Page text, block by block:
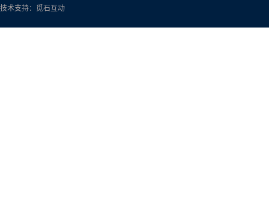
技术支持： 觅石互动